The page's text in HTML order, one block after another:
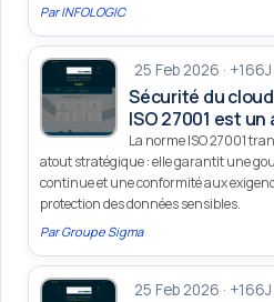
ParINFOLOGIC
25 Feb 2026 · +166J
Sécurité du
ISO 27001 est
La norme ISO 27001
atout stratégique : elle garantit une
continue et une conformité aux
protection des données sensibles.
ParGroupe Sigma
25 Feb 2026 · +166J